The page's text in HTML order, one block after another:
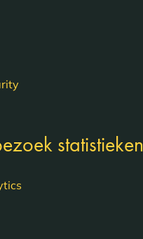
statistieken